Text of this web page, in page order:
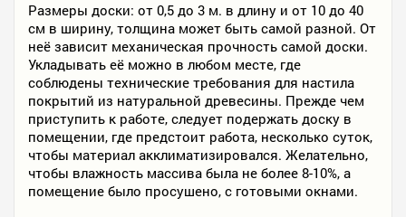
Размеры доски: от 0,5 до 3 м. в длину и от 10 до 40
см в ширину, толщина может быть самой разной. От
неё зависит механическая прочность самой доски.
Укладывать её можно в любом месте, где
соблюдены технические требования для настила
покрытий из натуральной древесины. Прежде чем
приступить к работе, следует подержать доску в
помещении, где предстоит работа, несколько суток,
чтобы материал акклиматизировался. Желательно,
чтобы влажность массива была не более 8-10%, а
помещение было просушено, с готовыми окнами.